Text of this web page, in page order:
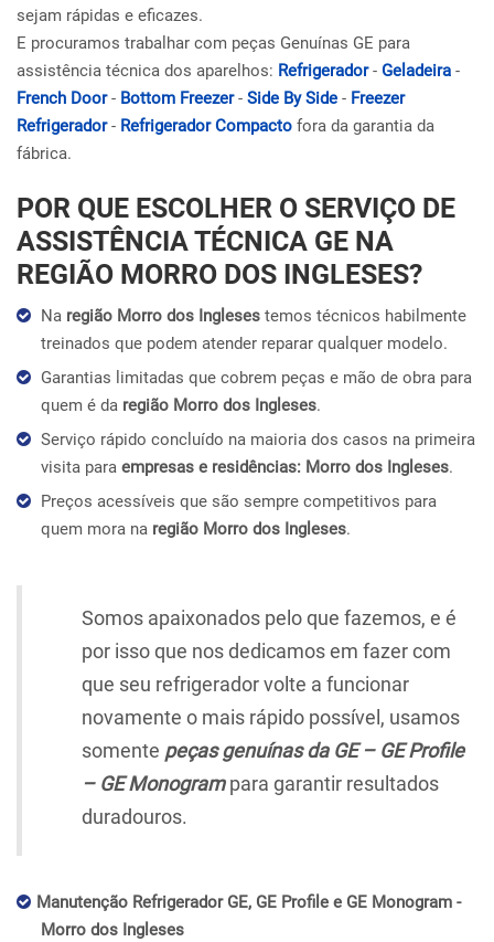
sejam rápidas e eficazes.
E procuramos trabalhar com peças Genuínas GE para
assistência técnica dos aparelhos: Refrigerador- Geladeira -
French Door- Bottom Freezer- Side By Side - Freezer
Refrigerador- Refrigerador Compacto fora da garantia da
fábrica.
POR QUE ESCOLHER O SERVIÇO DE
ASSISTÊNCIA TÉCNICA GE NA
REGIÃO MORRO DOS INGLESES?
Na região Morro dos Ingleses temos técnicos habilmente
treinados que podem atender reparar qualquer modelo.
Garantias limitadas que cobrem peças e mão de obra para
quem é da região Morro dos Ingleses.
Serviço rápido concluído na maioria dos casos na primeira
visita para empresas e residências: Morro dos Ingleses.
Preços acessíveis que são sempre competitivos para
quem mora na região Morro dos Ingleses.
Somos apaixonados pelo que fazemos, e é
por isso que nos dedicamos em fazer com
que seu refrigerador volte a funcionar
novamente o mais rápido possível, usamos
somente peças genuínas da GE – GE Profile
– GE Monogrampara garantir resultados
duradouros.
Manutenção Refrigerador GE, GE Profile e GE Monogram -
Morro dos Ingleses